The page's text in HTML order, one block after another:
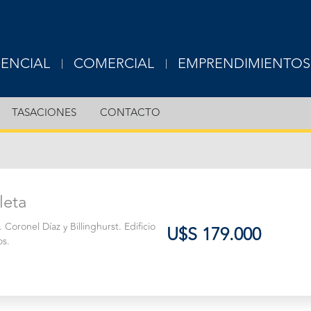
COMERCIAL
EXCLUSIVE
OFICINAS
LOCALES
EMPRENDIMIENTOS
TASACIONES CONTACTO
Coronel Díaz y Billinghurst. Edificio
U$S 179.000